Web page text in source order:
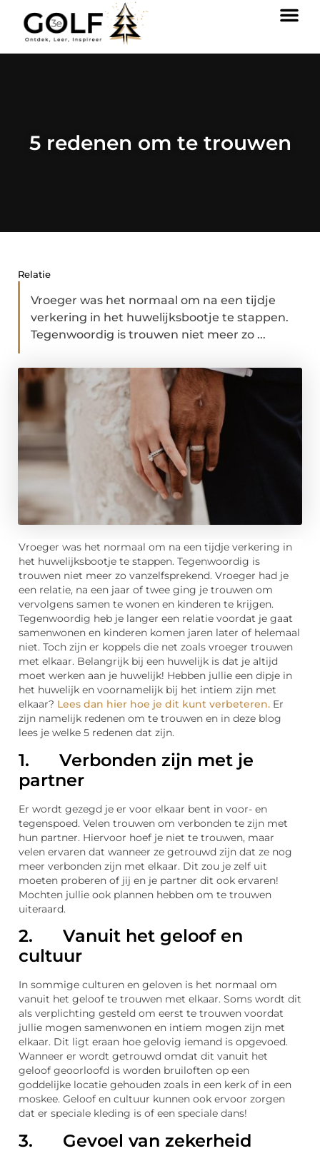
5 redenen om te trouwen
Relatie
Vroeger was het normaal om na een tijdje
verkering in het huwelijksbootje te stappen.
Tegenwoordig is trouwen niet meer zo ...
Vroeger was het normaal om na een tijdje verkering in
het huwelijksbootje te stappen. Tegenwoordig is
trouwen niet meer zo vanzelfsprekend. Vroeger had je
een relatie, na een jaar of twee ging je trouwen om
vervolgens samen te wonen en kinderen te krijgen.
Tegenwoordig heb je langer een relatie voordat je gaat
samenwonen en kinderen komen jaren later of helemaal
niet. Toch zijn er koppels die net zoals vroeger trouwen
met elkaar. Belangrijk bij een huwelijk is dat je altijd
moet werken aan je huwelijk! Hebben jullie een dipje in
het huwelijk en voornamelijk bij het intiem zijn met
elkaar? Lees dan hier hoe je dit kunt verbeteren. Er
zijn namelijk redenen om te trouwen en in deze blog
lees je welke 5 redenen dat zijn.
1. Verbonden zijn met je
partner
Er wordt gezegd je er voor elkaar bent in voor- en
tegenspoed. Velen trouwen om verbonden te zijn met
hun partner. Hiervoor hoef je niet te trouwen, maar
velen ervaren dat wanneer ze getrouwd zijn dat ze nog
meer verbonden zijn met elkaar. Dit zou je zelf uit
moeten proberen of jij en je partner dit ook ervaren!
Mochten jullie ook plannen hebben om te trouwen
uiteraard.
2. Vanuit het geloof en
cultuur
In sommige culturen en geloven is het normaal om
vanuit het geloof te trouwen met elkaar. Soms wordt dit
als verplichting gesteld om eerst te trouwen voordat
jullie mogen samenwonen en intiem mogen zijn met
elkaar. Dit ligt eraan hoe gelovig iemand is opgevoed.
Wanneer er wordt getrouwd omdat dit vanuit het
geloof geoorloofd is worden bruiloften op een
goddelijke locatie gehouden zoals in een kerk of in een
moskee. Geloof en cultuur kunnen ook ervoor zorgen
dat er speciale kleding is of een speciale dans!
3. Gevoel van zekerheid